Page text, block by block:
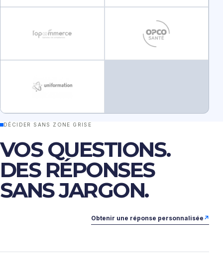
DÉCIDER SANS ZONE GRISE
VOS QUESTIONS.
DES RÉPONSES
SANS JARGON.
Obtenir une réponse personnalisée ↗